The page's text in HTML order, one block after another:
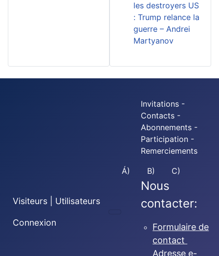
les destroyers US
: Trump relance la
guerre – Andrei
Martyanov
Visiteurs | Utilisateurs
Connexion
Invitations -
Contacts -
Abonnements -
Participation -
Remerciements
Á) B) C)
Nous
contacter:
Formulaire de
contact
Adresse e-